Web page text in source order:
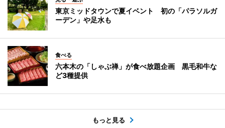
東京ミッドタウンで夏イベント 初の「パラソルガ
ーデン」や足水も
食べる
六本木の「しゃぶ禅」が食べ放題企画 黒毛和牛な
ど3種提供
もっと見る